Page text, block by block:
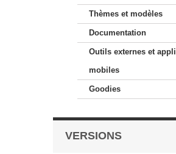
Thèmes et modèles
Documentation
Outils externes et appli
mobiles
Goodies
VERSIONS